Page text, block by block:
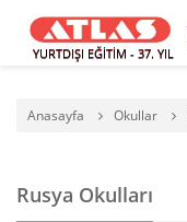
YURTDIŞI EĞİTİM - 37. YIL
Anasayfa Okullar
Rusya Okulları